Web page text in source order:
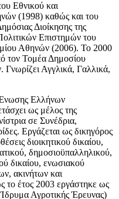
Εθνικού και
(1998) καθώς και του
Διοίκησης της
Επιστημών του
Αθηνών (2006). To 2000
τον Τομέα Δημοσίου
Αγγλικά, Γαλλικά,
Ένωσης Ελλήνων
ως μέλος της
σε Συνέδρια,
Εργάζεται ως δικηγόρος
διοικητικού δικαίου,
δημοσιοϋπαλληλικού,
δικαίου, ενωσιακού
ακινήτων και
το έτος 2003 εργάστηκε ως
Αγροτικής Έρευνας)